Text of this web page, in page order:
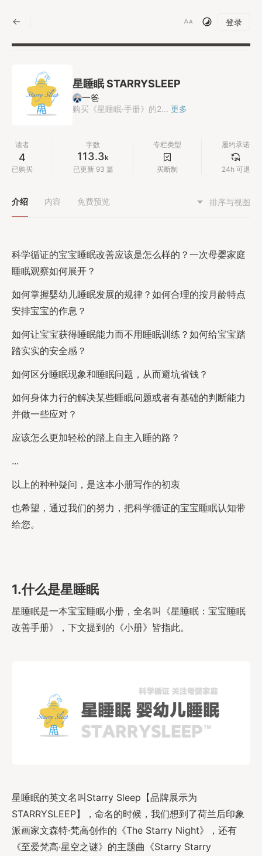
登录
星睡眠 STARRYSLEEP
一爸
购买《星睡眠·手册》的2... 更多
读者
4
已购买
字数
113.3k
已更新 93 篇
专栏类型
买断制
履约承诺
24h 可退
介绍 内容 免费预览 排序与视图
科学循证的宝宝睡眠改善应该是怎么样的？一次母婴家庭
睡眠观察如何展开？
如何掌握婴幼儿睡眠发展的规律？如何合理的按月龄特点
安排宝宝的作息？
如何让宝宝获得睡眠能力而不用睡眠训练？如何给宝宝踏
踏实实的安全感？
如何区分睡眠现象和睡眠问题，从而避坑省钱？
如何身体力行的解决某些睡眠问题或者有基础的判断能力
并做一些应对？
应该怎么更加轻松的踏上自主入睡的路？
...
以上的种种疑问，是这本小册写作的初衷
也希望，通过我们的努力，把科学循证的宝宝睡眠认知带
给您。
1.什么是星睡眠
星睡眠是一本宝宝睡眠小册，全名叫《星睡眠：宝宝睡眠
改善手册》，下文提到的《小册》皆指此。
星睡眠的英文名叫Starry Sleep【品牌展示为
STARRYSLEEP】，命名的时候，我们想到了荷兰后印象
派画家文森特·梵高创作的《The Starry Night》，还有
《至爱梵高·星空之谜》的主题曲《Starry Starry